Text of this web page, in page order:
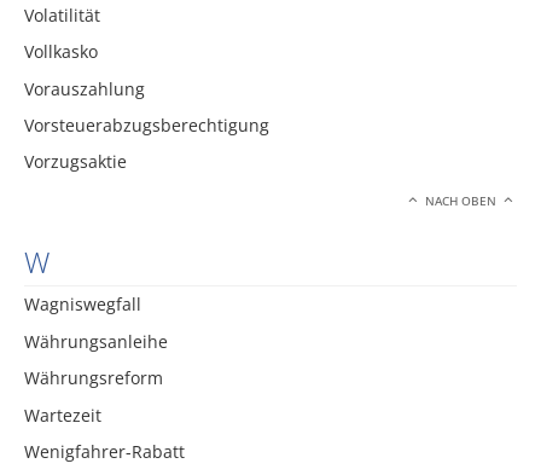
Volatilität
Vollkasko
Vorauszahlung
Vorsteuerabzugsberechtigung
Vorzugsaktie
NACH OBEN
W
Wagniswegfall
Währungsanleihe
Währungsreform
Wartezeit
Wenigfahrer-Rabatt